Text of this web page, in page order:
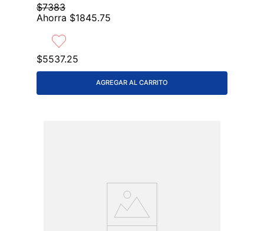
$7383
Ahorra $1845.75
$5537.25
AGREGAR AL CARRITO